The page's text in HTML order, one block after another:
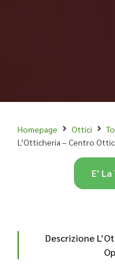
Homepage Ottici
L’Otticheria – Centro
Descrizione
E'